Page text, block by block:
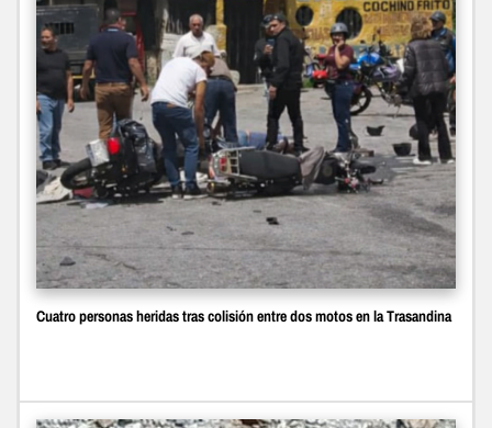
Cuatro personas heridas tras colisión entre dos motos en la Trasandina